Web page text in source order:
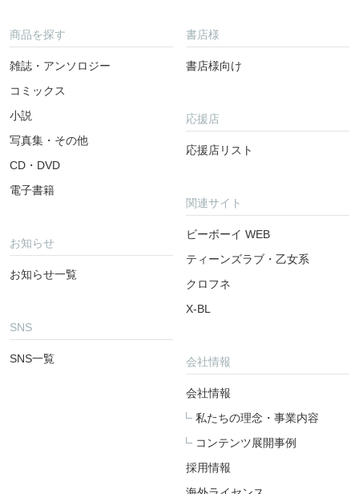
商品を探す
雑誌・アンソロジー
コミックス
小説
写真集・その他
CD・DVD
電子書籍
お知らせ
お知らせ一覧
SNS
SNS一覧
書店様
書店様向け
応援店
応援店リスト
関連サイト
ビーボーイ WEB
ティーンズラブ・乙女系
クロフネ
X-BL
会社情報
会社情報
私たちの理念・事業内容
コンテンツ展開事例
採用情報